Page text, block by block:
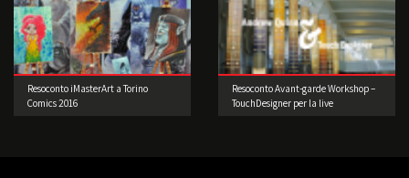
Resoconto iMasterArt a Torino
Comics 2016
Resoconto Avant-garde Workshop –
TouchDesigner per la live